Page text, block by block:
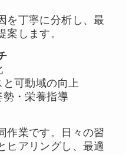
を丁寧に分析し、最
案します。
と可動域の向上
勢・栄養指導
作業です。日々の習
ヒアリングし、最適